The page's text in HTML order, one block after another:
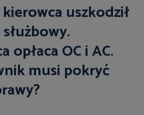
uszkodził
opłaca OC i AC.
musi pokryć